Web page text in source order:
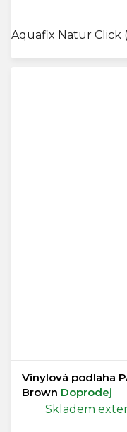
Aquafix Natur Click
Vinylová podlaha
Brown Doprodej
Skladem